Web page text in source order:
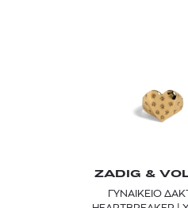
ZADIG &
ΓΥΝΑΙΚΕΙΟ